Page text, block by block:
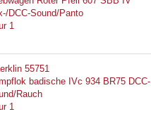
DCC-Sound/Panto
1
55751
badische IVc 934 BR75 DCC-
Rauch
1